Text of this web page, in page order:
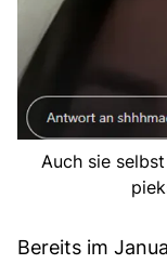
Auch sie
Bereits im